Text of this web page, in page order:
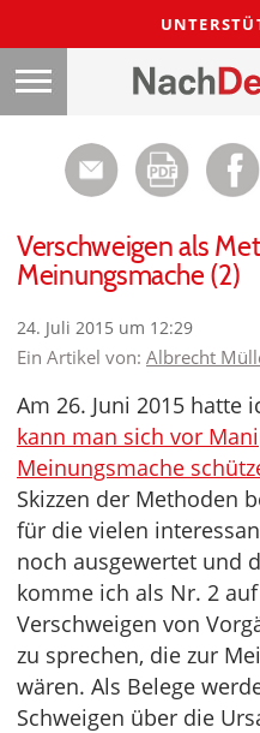
Verschweigen als
Meinungsmache (2)
24. Juli 2015 um 12:29
Ein Artikel von: Albrecht
Am 26. Juni 2015 hatte
kann man sich vor
Meinungsmache
Skizzen der Methoden
für die vielen
noch ausgewertet und
komme ich als Nr. 2
Verschweigen von
zu sprechen, die zur
wären. Als Belege
Schweigen über die